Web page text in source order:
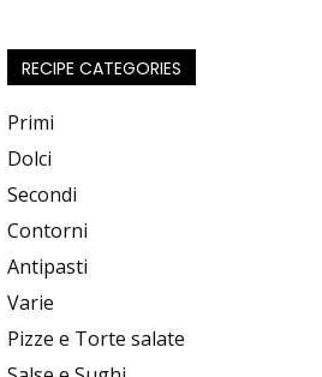
RECIPE CATEGORIES
Primi
Dolci
Secondi
Contorni
Antipasti
Varie
Pizze e Torte salate